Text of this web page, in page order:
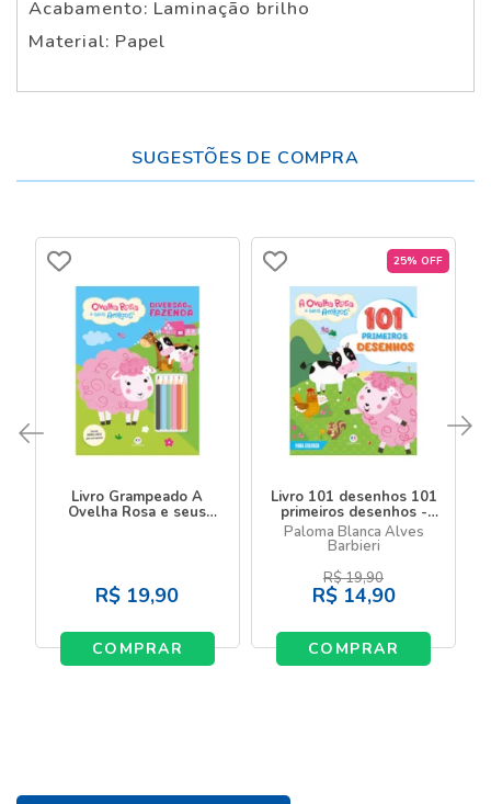
Acabamento: Laminação brilho
Material: Papel
SUGESTÕES DE COMPRA
Livro Grampeado A
Ovelha Rosa e seus
R$ 19,90
COMPRAR
25% OFF
Livro 101 desenhos 101
primeiros desenhos -
Ovelha Rosa e seus
amigos
Paloma Blanca Alves
Barbieri
R$19,90
R$ 14,90
COMPRAR